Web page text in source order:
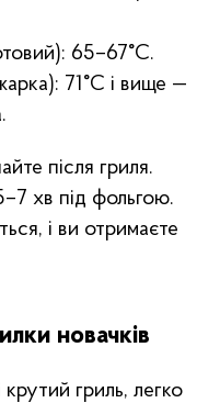
65–67°C.
71°C і вище —
після гриля.
хв під фольгою.
і ви отримаєте
новачків
крутий гриль, легко